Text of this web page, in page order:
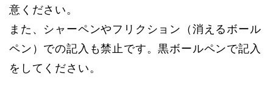
意ください。
また、シャーペンやフリクション（消えるボール
ペン）での記入も禁止です。黒ボールペンで記入
をしてください。